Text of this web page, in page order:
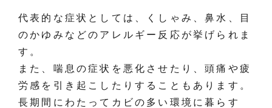
代表的な症状としては、くしゃみ、鼻水、目
のかゆみなどのアレルギー反応が挙げられま
す。
また、喘息の症状を悪化させたり、頭痛や疲
労感を引き起こしたりすることもあります。
長期間にわたってカビの多い環境に暮らす